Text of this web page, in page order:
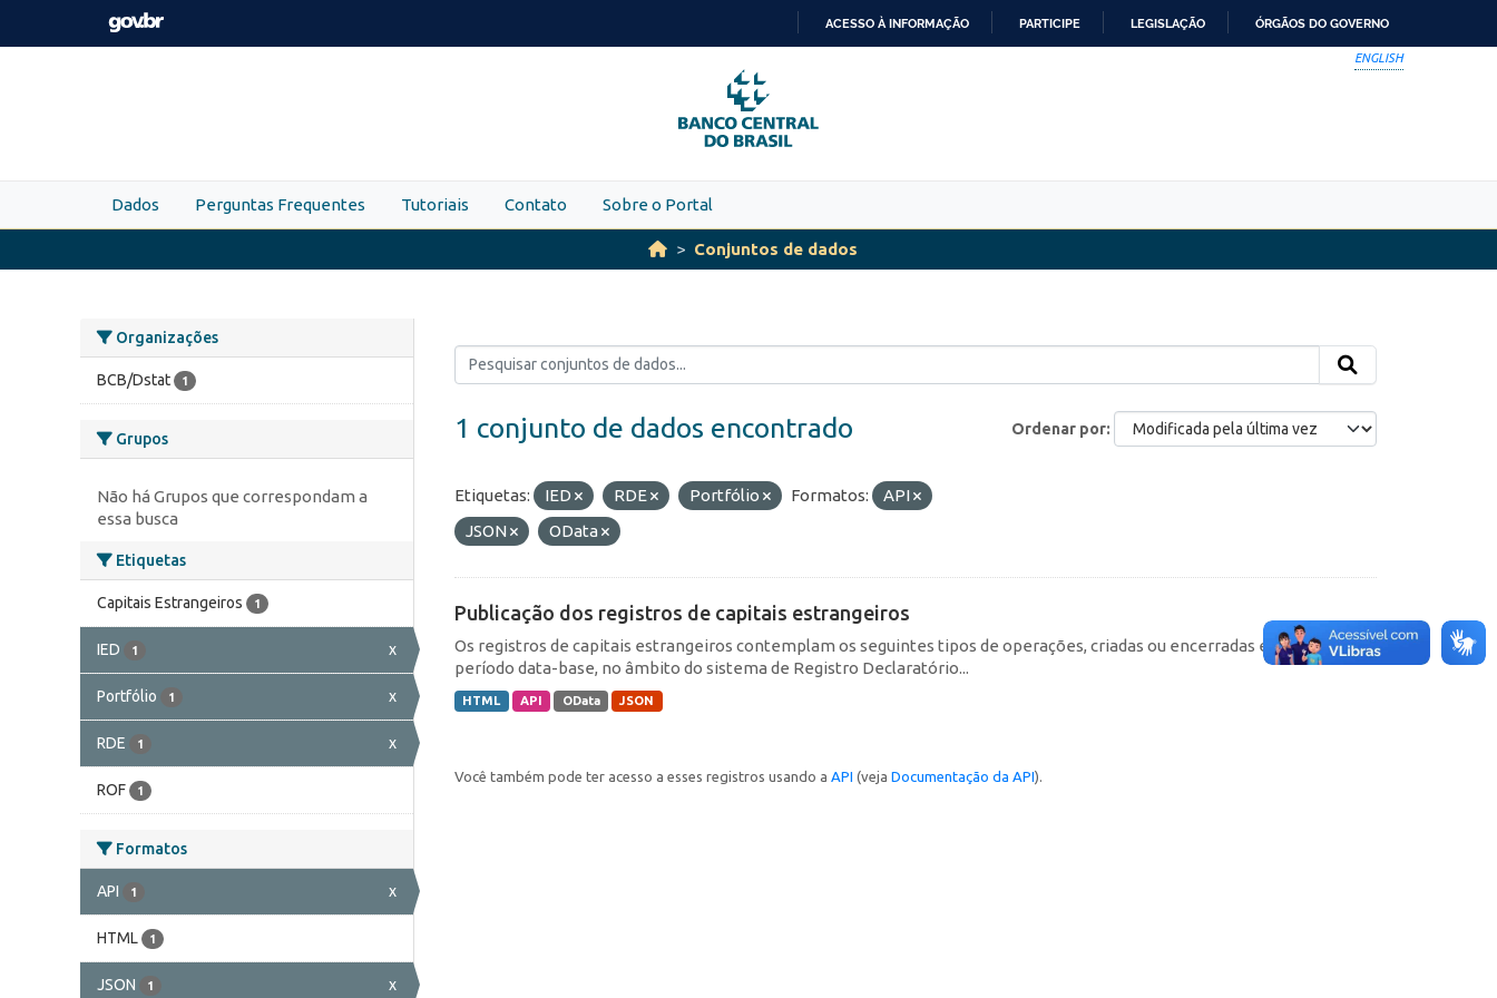
Skip to main content
PARA
O
CONTEÚDO
ACESSO À INFORMAÇÃO PARTICIPE LEGISLAÇÃO ÓRGÃOS DO GOVERNO
ENGLISH
Dados Perguntas Frequentes Tutoriais Contato Sobre o Portal
Conjuntos de dados
Organizações
BCB/Dstat 1
Grupos
Não há Grupos que correspondam a
essa busca
Etiquetas
Capitais Estrangeiros 1
IED 1 x
Portfólio 1 x
RDE 1 x
ROF 1
Formatos
API 1 x
HTML 1
JSON 1 x
Ordenar por
1 conjunto de dados encontrado
Etiquetas: IED RDE Portfólio Formatos:
API
JSON
OData
Publicação dos registros de capitais estrangeiros
Os registros de capitais estrangeiros contemplam os seguintes tipos de operações, criadas ou encerradas em cada
período data-base, no âmbito do sistema de Registro Declaratório...
HTML API OData JSON
Você também pode ter acesso a esses registros usando a API (veja Documentação da API).